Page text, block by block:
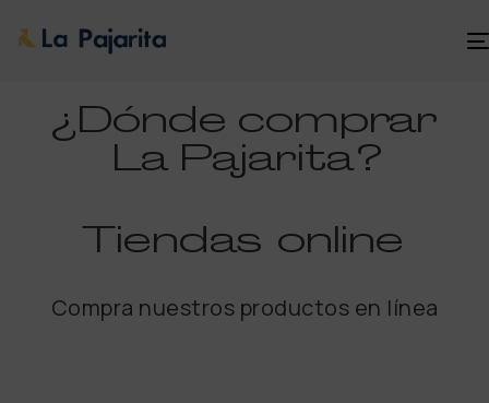
¿Dónde comprar
La Pajarita?
Tiendas online
Compra nuestros productos en línea